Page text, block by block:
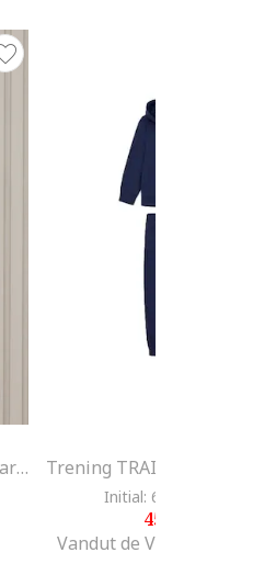
Trening cu logo, Kaki/Bleumarin
Initial: 650
455
Vandut de Various Brands